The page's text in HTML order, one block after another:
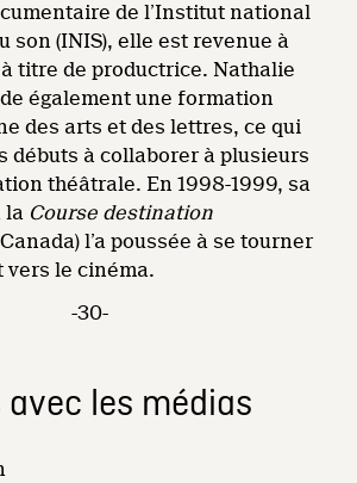
de l’Institut national
son (INIS), elle est revenue à
à titre de productrice. Nathalie
également une formation
des arts et des lettres, ce qui
débuts à collaborer à plusieurs
théâtrale. En 1998-1999, sa
la Course destination
l’a poussée à se tourner
le cinéma.
-30-
avec les médias